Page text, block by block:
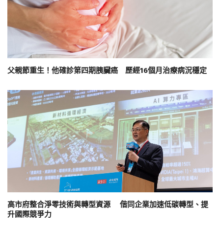
父親節重生！他確診第四期胰臟癌 歷經16個月治療病況穩定
高市府整合淨零技術與轉型資源 偕同企業加速低碳轉型、提
升國際競爭力